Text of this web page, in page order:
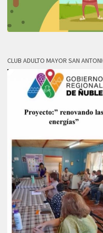
CLUB ADULTO MAYOR SAN